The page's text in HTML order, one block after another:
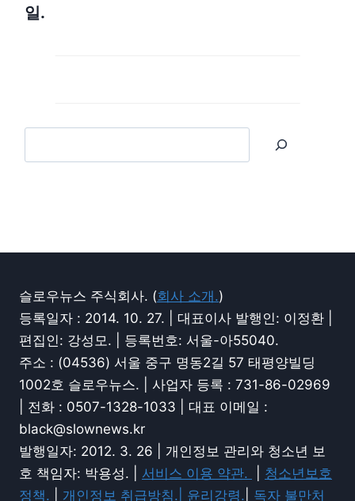
일.
슬로우뉴스 주식회사. (회사 소개.)
등록일자 : 2014. 10. 27. | 대표이사 발행인: 이정환 |
편집인: 강성모. | 등록번호: 서울-아55040.
주소 : (04536) 서울 중구 명동2길 57 태평양빌딩
1002호 슬로우뉴스. | 사업자 등록 : 731-86-02969
| 전화 : 0507-1328-1033 | 대표 이메일 :
black@slownews.kr
발행일자: 2012. 3. 26 | 개인정보 관리와 청소년 보
호 책임자: 박용성. | 서비스 이용 약관.
청소년보호
정책.
개인정보 취급방침.| 윤리강령. 독자 불만처